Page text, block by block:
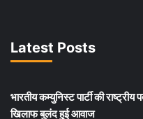
Latest Posts
भारतीय कम्युनिस्ट पार्टी की
खिलाफ बुलंद हुई आवाज